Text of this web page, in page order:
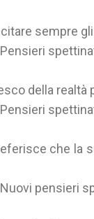
sempre
Pensieri
della realtà
Pensieri
che la
Nuovi pensieri